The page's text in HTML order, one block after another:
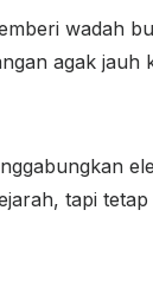
wadah
agak jauh
tapi